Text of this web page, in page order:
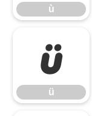
ù
ü
ü